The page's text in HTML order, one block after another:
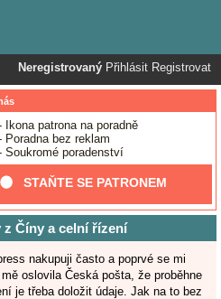
Neregistrovaný Přihlásit Registrovat
Ikona patrona na poradně
Poradna bez reklam
Soukromé poradenství
STAŇTE SE PATRONEM
z Číny a celní řízení
nakupuji často a poprvé se mi
oslovila Česká pošta, že proběhne
je třeba doložit údaje. Jak na to bez